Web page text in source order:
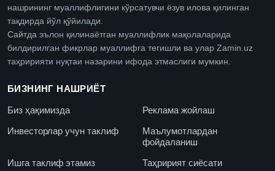
нашрининг муаллифлигини кўрсатувчи ёзув илова қилинган
тақдирда йўл қўйилади.
Сайтда эълон қилинаётган муаллифлик мақолаларида
билдирилган фикрлар муаллифга тегишли ва улар Zamin.uz
таҳририяти нуқтаи назарини ифода этмаслиги мумкин.
БИЗНИНГ НАШРИЁТ
Биз ҳақимизда
Реклама жойлаш
Инвесторлар учун таклиф
Маълумотлардан
фойдаланиш
Ишга таклиф этамиз
Таҳририят сиёсати